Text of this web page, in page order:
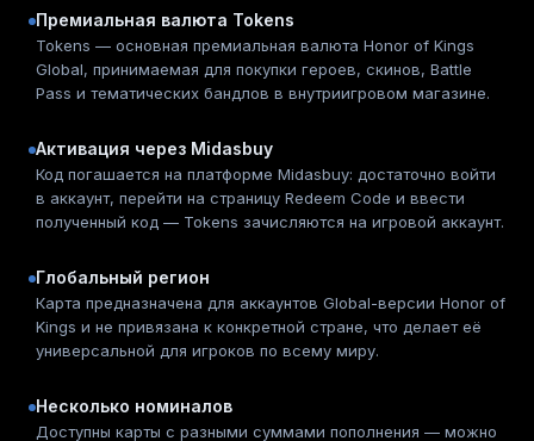
Премиальная валюта Tokens
Tokens — основная премиальная валюта Honor of Kings
Global, принимаемая для покупки героев, скинов, Battle
Pass и тематических бандлов в внутриигровом магазине.
Активация через Midasbuy
Код погашается на платформе Midasbuy: достаточно войти
в аккаунт, перейти на страницу Redeem Code и ввести
полученный код — Tokens зачисляются на игровой аккаунт.
Глобальный регион
Карта предназначена для аккаунтов Global-версии Honor of
Kings и не привязана к конкретной стране, что делает её
универсальной для игроков по всему миру.
Несколько номиналов
Доступны карты с разными суммами пополнения — можно